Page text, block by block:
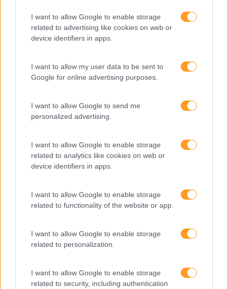
I want to allow Google to enable storage
related to advertising like cookies on web or
device identifiers in apps.
I want to allow my user data to be sent to
Google for online advertising purposes.
I want to allow Google to send me
personalized advertising.
I want to allow Google to enable storage
related to analytics like cookies on web or
device identifiers in apps.
I want to allow Google to enable storage
related to functionality of the website or app.
I want to allow Google to enable storage
related to personalization.
I want to allow Google to enable storage
related to security, including authentication
Aprendizagem
Atendimento E Relação Cliente
Cultura
Desenvolvimento
Entrevista
Interculturalidade